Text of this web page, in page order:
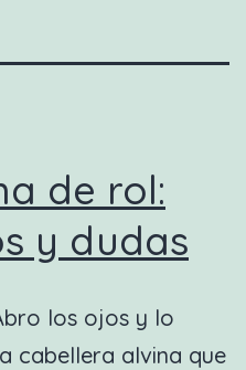
de rol:
y dudas
los ojos y lo
cabellera alvina que